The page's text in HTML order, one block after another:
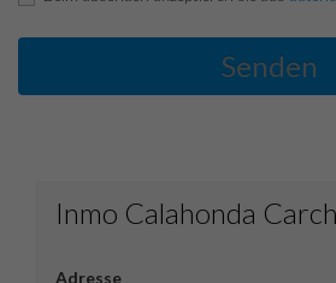
Inmo Calahonda
Adresse